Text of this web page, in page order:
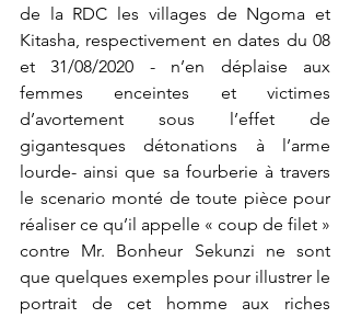
de la RDC les villages de Ngoma et
Kitasha, respectivement en dates du 08
et 31/08/2020 - n’en déplaise aux
femmes enceintes et victimes
d’avortement sous l’effet de
gigantesques détonations à l’arme
lourde- ainsi que sa fourberie à travers
le scenario monté de toute pièce pour
réaliser ce qu’il appelle « coup de filet »
contre Mr. Bonheur Sekunzi ne sont
que quelques exemples pour illustrer le
portrait de cet homme aux riches